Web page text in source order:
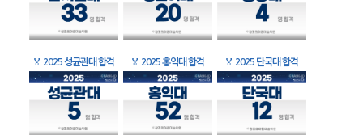
🏅 2025 성균관대 합격 🏅 2025 홍익대 합격 🏅 2025 단국대 합격